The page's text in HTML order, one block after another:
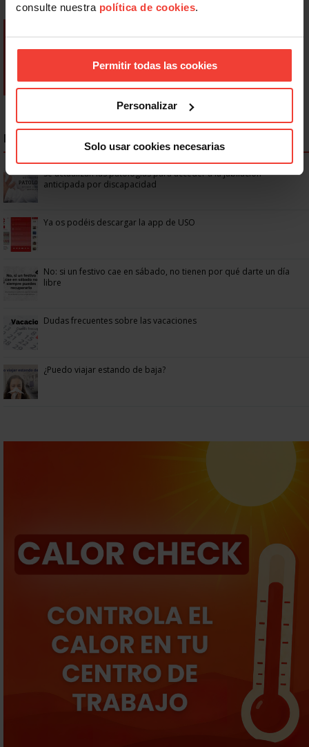
consulte nuestra política de cookies.
Permitir todas las cookies
Personalizar
Solo usar cookies necesarias
NOTICIAS MÁS LEÍDAS
Se actualizan las patologías para acceder a la jubilación
anticipada por discapacidad
Ya os podéis descargar la app de USO
No: si un festivo cae en sábado, no tienen por qué darte un día
libre
Dudas frecuentes sobre las vacaciones
¿Puedo viajar estando de baja?